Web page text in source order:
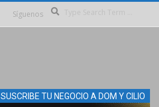
Síguenos
SUSCRIBE TU NEGOCIO A DOM Y CILIO